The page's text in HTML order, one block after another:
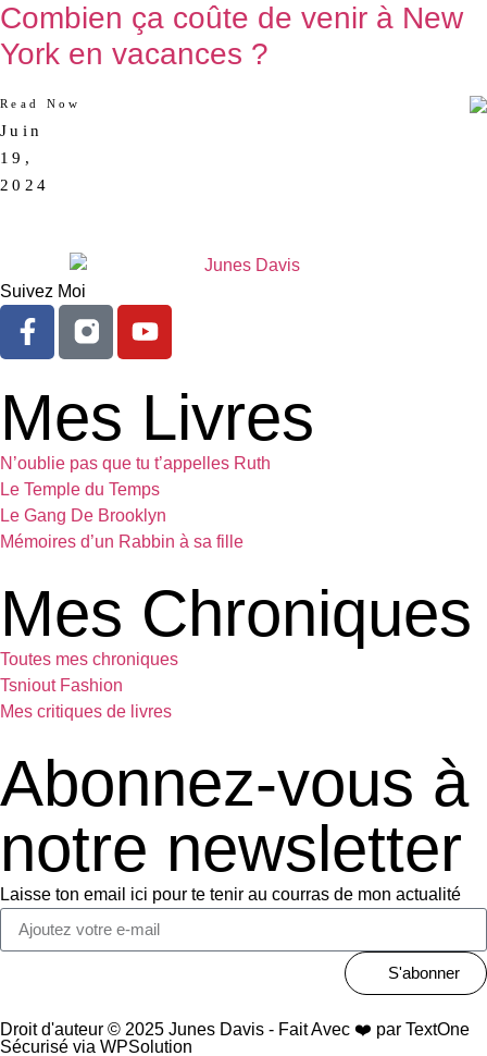
Combien ça coûte de venir à New
York en vacances ?
Read Now
Juin
19,
2024
Suivez Moi
Mes Livres
N’oublie pas que tu t’appelles Ruth
Le Temple du Temps
Le Gang De Brooklyn
Mémoires d’un Rabbin à sa fille
Mes Chroniques
Toutes mes chroniques
Tsniout Fashion
Mes critiques de livres
Abonnez-vous à
notre newsletter
Laisse ton email ici pour te tenir au courras de mon actualité
S'abonner
Droit d'auteur © 2025 Junes Davis - Fait Avec ❤️ par TextOne
Sécurisé via WPSolution